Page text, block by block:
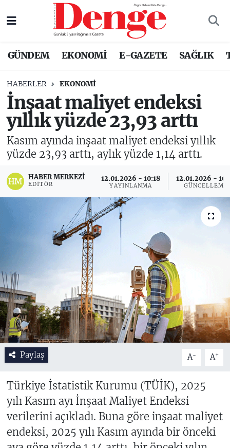
GÜNDEM EKONOMİ E-GAZETE SAĞLIK
HABERLER EKONOMİ
İnşaat maliyet endeksi
yıllık yüzde 23,93 arttı
Kasım ayında inşaat maliyet endeksi yıllık
yüzde 23,93 arttı, aylık yüzde 1,14 arttı.
HABER MERKEZI
EDITÖR
12.01.2026 - 10:18
YAYINLANMA
12.01.2026 -
GÜNCELLEME
Paylaş A- A+
Türkiye İstatistik Kurumu (TÜİK), 2025
yılı Kasım ayı İnşaat Maliyet Endeksi
verilerini açıkladı. Buna göre inşaat maliyet
endeksi, 2025 yılı Kasım ayında bir önceki
Nöbetçi Eczaneler
Süper Lig Puan Durumu ve Fikstür
Tüm Manşetler
Son Dakika Haberleri
Haber Arşivi